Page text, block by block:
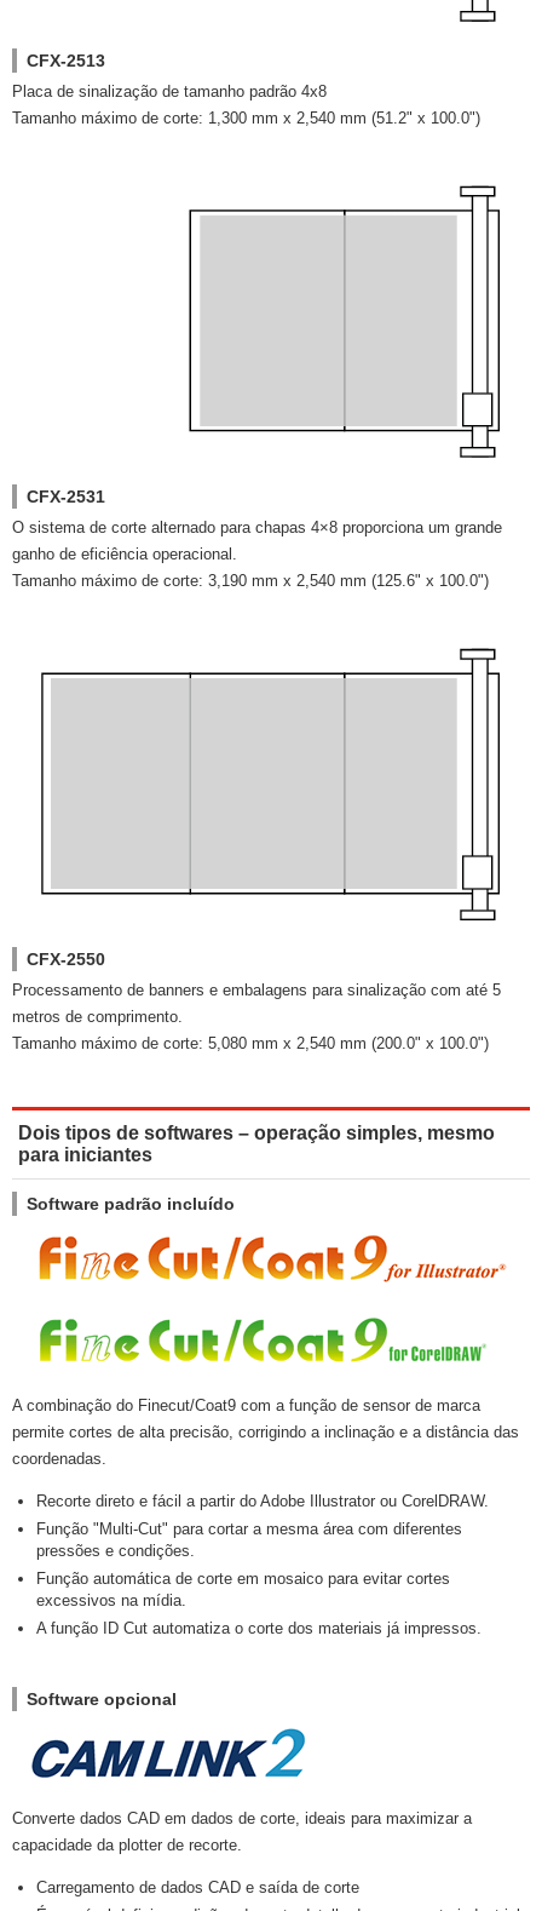
CFX-2513
Placa de sinalização de tamanho padrão 4x8
Tamanho máximo de corte: 1,300 mm x 2,540 mm (51.2" x 100.0")
CFX-2531
O sistema de corte alternado para chapas 4×8 proporciona um grande
ganho de eficiência operacional.
Tamanho máximo de corte: 3,190 mm x 2,540 mm (125.6" x 100.0")
CFX-2550
Processamento de banners e embalagens para sinalização com até 5
metros de comprimento.
Tamanho máximo de corte: 5,080 mm x 2,540 mm (200.0" x 100.0")
Dois tipos de softwares – operação simples, mesmo
para iniciantes
Software padrão incluído
A combinação do Finecut/Coat9 com a função de sensor de marca
permite cortes de alta precisão, corrigindo a inclinação e a distância das
coordenadas.
Recorte direto e fácil a partir do Adobe Illustrator ou CorelDRAW.
Função "Multi-Cut" para cortar a mesma área com diferentes
pressões e condições.
Função automática de corte em mosaico para evitar cortes
excessivos na mídia.
A função ID Cut automatiza o corte dos materiais já impressos.
Software opcional
Converte dados CAD em dados de corte, ideais para maximizar a
capacidade da plotter de recorte.
Carregamento de dados CAD e saída de corte